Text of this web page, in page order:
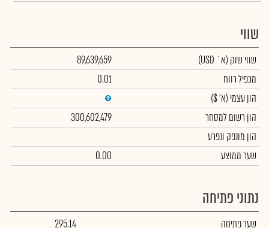
שווי
שווי שוק (א` USD)
89,639,659
מכפיל רווח
0.01
הון עצמי (א' $)
הון רשום למסחר
300,602,479
הון מונפק ונפרע
שער ממוצע
0.00
נתוני פתיחה
שער פתיחה 295.14